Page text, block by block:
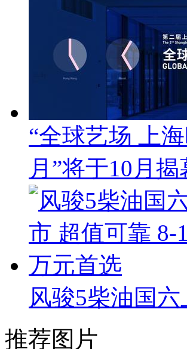
“全球艺场 上
月”将于10月揭
风骏5柴油国
推荐图片